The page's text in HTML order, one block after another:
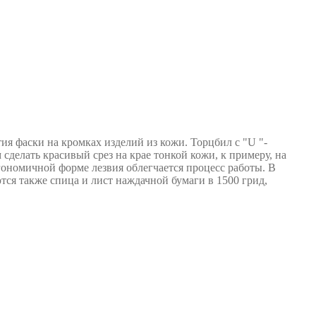
фаски на кромках изделий из кожи. Торцбил с "U "-
красивый срез на крае тонкой кожи, к примеру, на
форме лезвия облегчается процесс работы. В
также спица и лист наждачной бумаги в 1500 грид,